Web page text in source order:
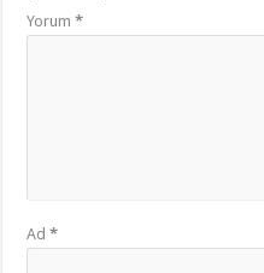
Yorum*
Ad*